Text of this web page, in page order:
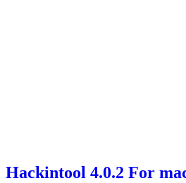
Hackintool 4.0.2 For